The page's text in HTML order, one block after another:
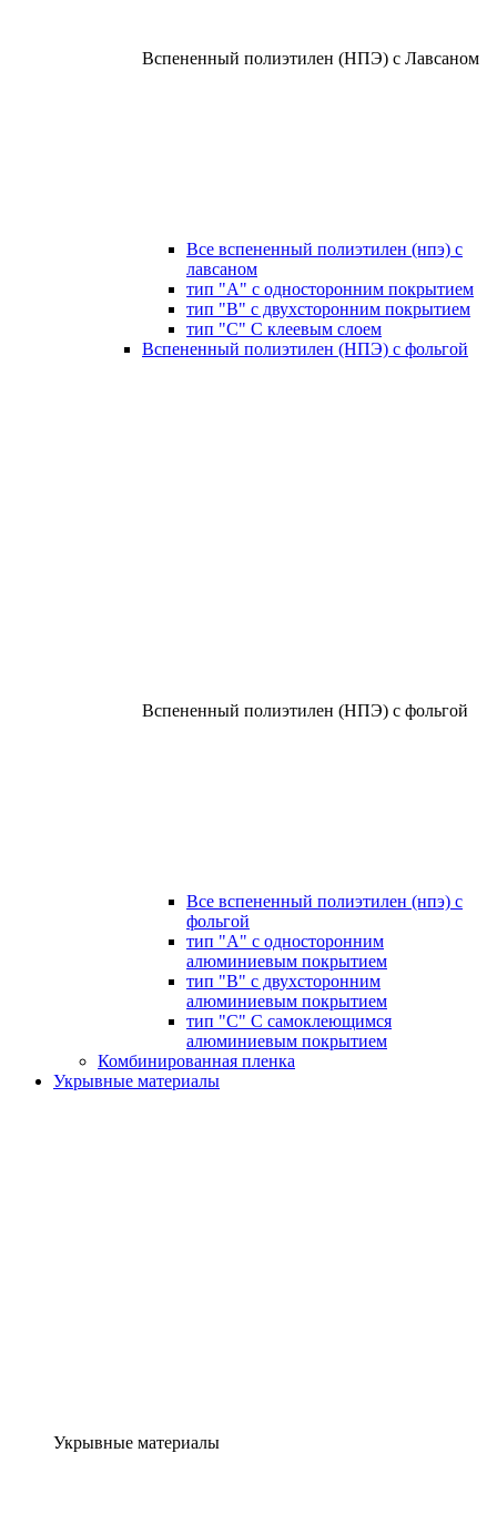
Вспененный полиэтилен (НПЭ) с Лавсаном
Все вспененный полиэтилен (нпэ) с
лавсаном
тип "А" с односторонним покрытием
тип "В" с двухсторонним покрытием
тип "С" С клеевым слоем
Вспененный полиэтилен (НПЭ) с фольгой
Вспененный полиэтилен (НПЭ) с фольгой
Все вспененный полиэтилен (нпэ) с
фольгой
тип "А" с односторонним
алюминиевым покрытием
тип "В" с двухсторонним
алюминиевым покрытием
тип "С" С самоклеющимся
алюминиевым покрытием
Комбинированная пленка
Укрывные материалы
Укрывные материалы